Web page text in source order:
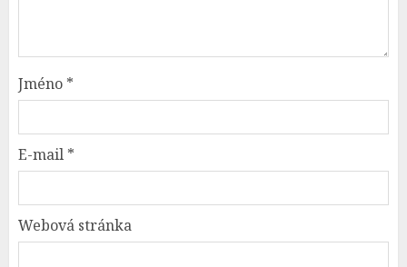
Jméno *
E-mail *
Webová stránka